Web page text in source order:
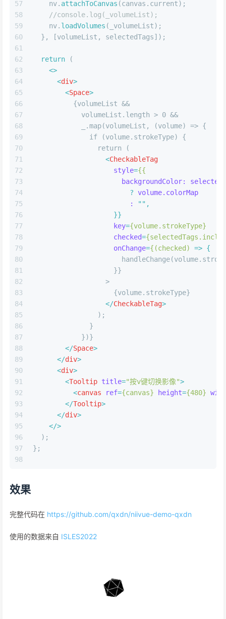
57
58
59
60
61
62
63
64
65
66
67
68
69
70
71
72
73
74
75
76
77
78
79
80
81
82
83
84
85
86
87
88
89
90
91
92
93
94
95
96
97
98
    nv.
attachToCanvas (canvas. current);
//console.log(_volumeList);
    nv.
loadVolumes (_volumeList);
  }, [volumeList, selectedTags]);
return (
<>
<div>
<Space>
          {volumeList &&
            volumeList.length > 0 &&
            _.map(volumeList, (volume) => {
              if (volume.strokeType) {
                return (
<CheckableTag
style={{
backgroundColor:
                        ?
volume.colorMap
:
"",
                    }}
key={volume.strokeType}
checked=
onChange={(checked) => {
                    }}
                  >
                    {volume.strokeType}
</CheckableTag>
                );
              }
            })}
</Space>
</div>
<div>
<Tooltip title="按v键切换影像">
<canvas ref={canvas} height={480}
</Tooltip>
</div>
</>
  );
};
效果
完整代码在 https://github.com/qxdn/niivue-demo-qxdn
使用的数据来自 ISLES2022